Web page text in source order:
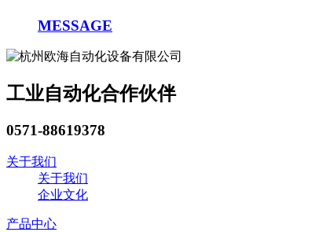
MESSAGE
工业自动化合作伙伴
0571-88619378
关于我们
关于我们
企业文化
产品中心